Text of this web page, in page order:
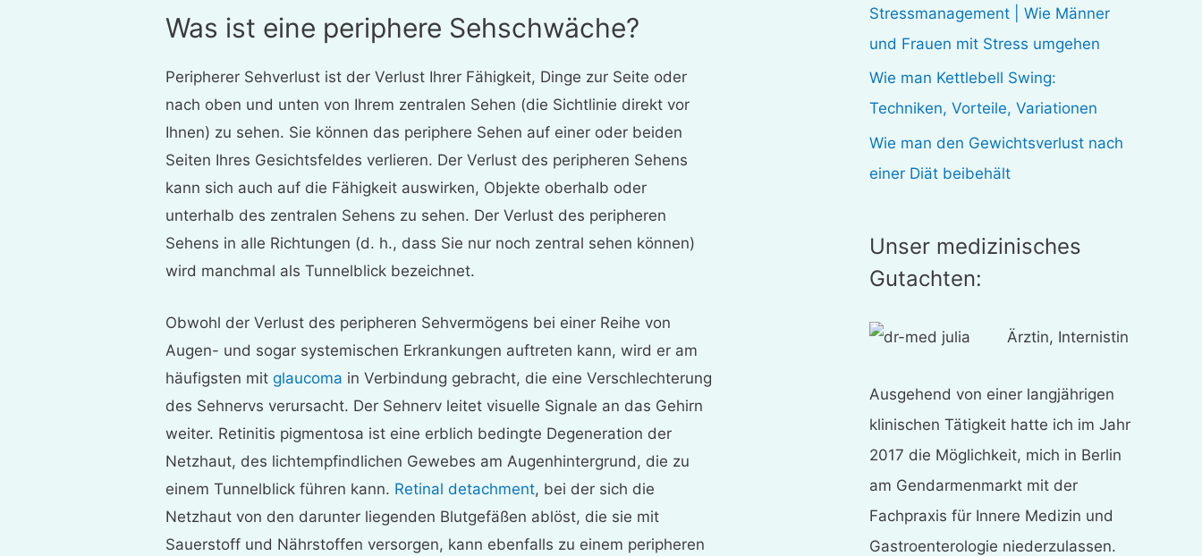
Was ist eine periphere Sehschwäche?
Peripherer Sehverlust ist der Verlust Ihrer Fähigkeit, Dinge zur Seite oder
nach oben und unten von Ihrem zentralen Sehen (die Sichtlinie direkt vor
Ihnen) zu sehen. Sie können das periphere Sehen auf einer oder beiden
Seiten Ihres Gesichtsfeldes verlieren. Der Verlust des peripheren Sehens
kann sich auch auf die Fähigkeit auswirken, Objekte oberhalb oder
unterhalb des zentralen Sehens zu sehen. Der Verlust des peripheren
Sehens in alle Richtungen (d. h., dass Sie nur noch zentral sehen können)
wird manchmal als Tunnelblick bezeichnet.
Obwohl der Verlust des peripheren Sehvermögens bei einer Reihe von
Augen- und sogar systemischen Erkrankungen auftreten kann, wird er am
häufigsten mit glaucoma in Verbindung gebracht, die eine Verschlechterung
des Sehnervs verursacht. Der Sehnerv leitet visuelle Signale an das Gehirn
weiter. Retinitis pigmentosa ist eine erblich bedingte Degeneration der
Netzhaut, des lichtempfindlichen Gewebes am Augenhintergrund, die zu
einem Tunnelblick führen kann. Retinal detachment, bei der sich die
Netzhaut von den darunter liegenden Blutgefäßen ablöst, die sie mit
Sauerstoff und Nährstoffen versorgen, kann ebenfalls zu einem peripheren
:Stressmanagement | Wie Männer
und Frauen mit Stress umgehen
Wie man Kettlebell Swing:
Techniken, Vorteile, Variationen
Wie man den Gewichtsverlust nach
einer Diät beibehält
Unser medizinisches
Gutachten:
Ärztin, Internistin
Ausgehend von einer langjährigen
klinischen Tätigkeit hatte ich im Jahr
2017 die Möglichkeit, mich in Berlin
am Gendarmenmarkt mit der
Fachpraxis für Innere Medizin und
Gastroenterologie niederzulassen.